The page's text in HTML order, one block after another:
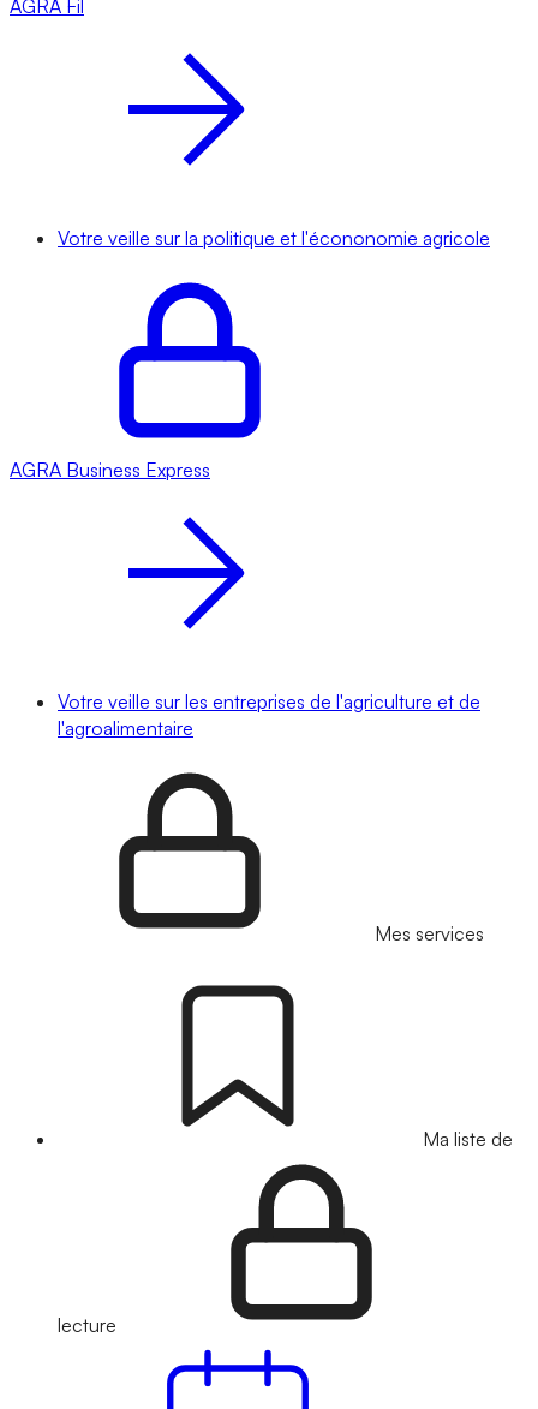
AGRA Fil
Votre veille sur la politique et l'écononomie agricole
AGRA Business Express
Votre veille sur les entreprises de l'agriculture et de
l'agroalimentaire
Mes services
Ma liste de
lecture